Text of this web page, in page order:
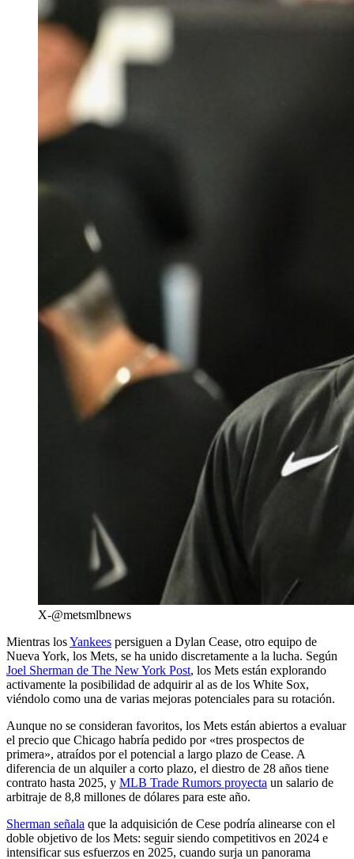
X-@metsmlbnews
Mientras losYankees persiguen a Dylan Cease, otro equipo de
Nueva York, los Mets, se ha unido discretamente a la lucha. Según
Joel Sherman de The New York Post, los Mets están explorando
activamente la posibilidad de adquirir al as de los White Sox,
viéndolo como una de varias mejoras potenciales para su rotación.
Aunque no se consideran favoritos, los Mets están abiertos a evaluar
el precio que Chicago habría pedido por «tres prospectos de
primera», atraídos por el potencial a largo plazo de Cease. A
diferencia de un alquiler a corto plazo, el diestro de 28 años tiene
contrato hasta 2025, y MLB Trade Rumors proyecta un salario de
arbitraje de 8,8 millones de dólares para este año.
Sherman señala que la adquisición de Cese podría alinearse con el
doble objetivo de los Mets: seguir siendo competitivos en 2024 e
intensificar sus esfuerzos en 2025, cuando surja un panorama